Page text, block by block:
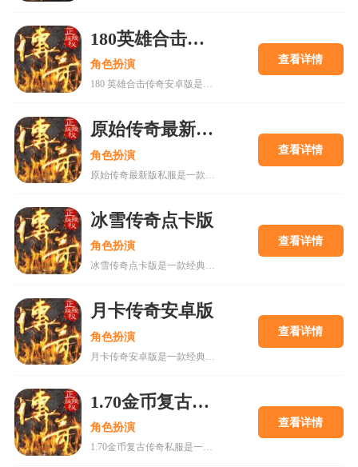
180英雄合击传奇安卓版
角色扮演
180 英雄合击传奇安卓版是一款经典复古风格的传奇手游，还原端游核心玩法，主打英雄合击技能，支持触屏挂机操作，适合新手快速上手。游戏画面保留复古风格，地图场景熟悉，装备全靠打，交易自由开放，无隐藏消费。玩家可通过职业搭配、合击技能升级、装备强化等策略提升战力，参与沙巴克攻城、野外 PK 等玩法，享受热血竞技乐趣。游戏优化操作体验，新增合击特效与匹配机制，适合热爱传奇类游戏的玩家。
查看详情
原始传奇最新版私服
角色扮演
原始传奇最新版私服是一款高度还原经典传奇玩法的角色扮演游戏，提供战士、法师、道士三大职业，支持自由交易和高爆率装备获取。玩家可通过主线任务、副本挑战和沙城争霸等多种方式提升战力，享受快节奏升级与激烈PK的乐趣。游戏优化了画面与性能，适合各类玩家体验热血传奇世界，是怀旧与新手不可错过的经典之作。
查看详情
冰雪传奇点卡版
角色扮演
冰雪传奇点卡版是一款经典复古传奇手游，采用点卡收费模式，杜绝商城作弊，确保经济系统公平稳定。游戏保留复古画面，三大职业平衡设定，玩家可通过打怪掉落获取装备，自由交易行支持元宝与实物互换。游戏特色包括无商城、装备全靠打、社交氛围浓厚等。玩法涵盖主线任务、野外BOSS争夺、沙巴克攻城等。更新日志新增地图、优化技能、修复问题等，提升玩家体验。适合喜欢公平竞技的传奇老玩家，强调策略布局和时间投入，平民玩家也能逆袭。
查看详情
月卡传奇安卓版
角色扮演
月卡传奇安卓版是一款经典复古传奇手游，完美还原端游核心玩法，主打公平竞技，通过月卡制度保障玩家权益。游戏采用三职业平衡设计，技能特效炫酷，操作手感佳，适合老玩家怀旧与新玩家入坑。安卓用户可直接下载体验，流畅优化适配各类机型。游戏特色包括爆率全开、自由交易、沙城争霸等，玩法丰富，更新日志持续优化体验，是值得一试的传奇类手游。
查看详情
1.70金币复古传奇私服
角色扮演
1.70金币复古传奇私服是一款经典复刻的热血传奇版本，采用金币唯一货币系统，所有装备通过打怪掉落，确保游戏公平性。游戏还原早期玩法，包括战法道职业、沙巴克攻城等特色内容，适合喜欢怀旧体验的玩家。服务器稳定，支持散人玩家发展，提供新手攻略和行会合作机制，帮助玩家快速成长。游戏注重平衡性和竞技性，适合重温兄弟情谊与热血PK的乐趣。
查看详情